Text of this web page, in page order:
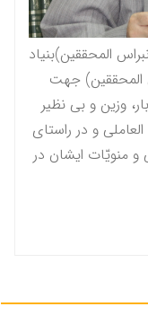
المحققين)بنیاد
المحققين) جهت
وزین و بی نظیر
و در راستاى
منویّات ايشان در